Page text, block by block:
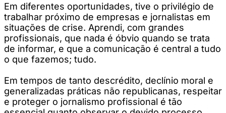
Em diferentes oportunidades, tive o privilégio de
trabalhar próximo de empresas e jornalistas em
situações de crise. Aprendi, com grandes
profissionais, que nada é óbvio quando se trata
de informar, e que a comunicação é central a tudo
o que fazemos; tudo.
Em tempos de tanto descrédito, declínio moral e
generalizadas práticas não republicanas, respeitar
e proteger o jornalismo profissional é tão